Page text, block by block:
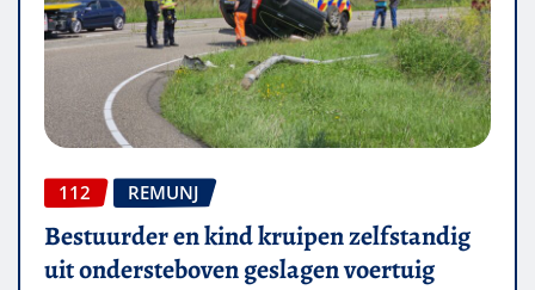
112 REMUNJ
Bestuurder en kind kruipen zelfstandig
uit ondersteboven geslagen voertuig